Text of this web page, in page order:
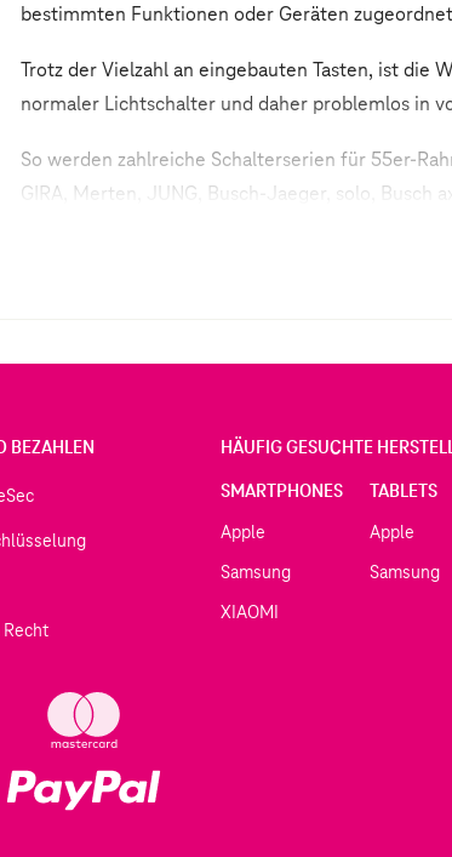
bestimmten Funktionen oder Geräten
Trotz der Vielzahl an eingebauten Tasten, ist die
normaler Lichtschalter und daher problemlos in
So werden zahlreiche Schalterserien für 55er-
GIRA, Merten, JUNG, Busch-Jaeger, solo, Busch
BEZAHLEN
HÄUFIG GESUCHTE
SMARTPHONES
Apple
Samsung
XIAOMI
TABLETS
Apple
Samsung